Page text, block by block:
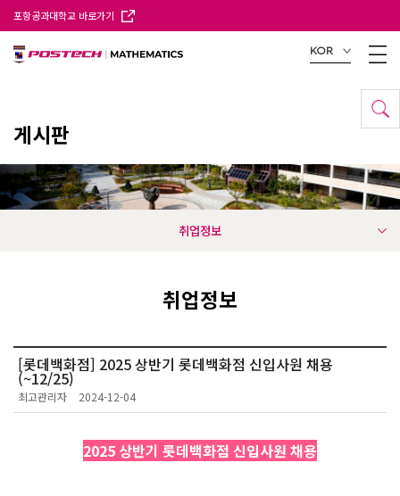
포항공과대학교 바로가기
KOR
게시판
취업정보
취업정보
[롯데백화점] 2025 상반기 롯데백화점 신입사원 채용
(~12/25)
최고관리자 2024-12-04
2025 상반기 롯데백화점 신입사원 채용